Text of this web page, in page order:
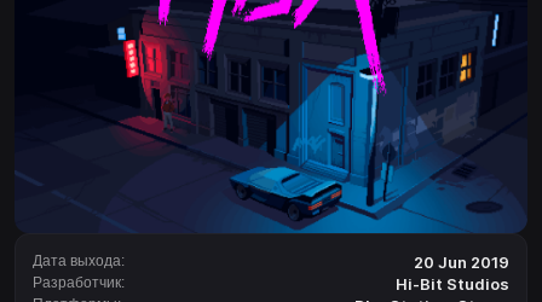
Дата выхода: 20 Jun 2019
Разработчик: Hi-Bit Studios